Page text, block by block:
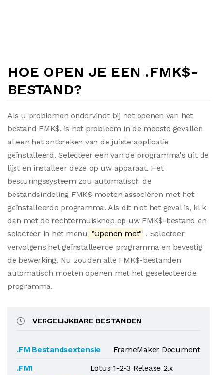
HOE OPEN JE EEN .FMK$-
BESTAND?
Als u problemen ondervindt bij het openen van het
bestand FMK$, is het probleem in de meeste gevallen
alleen het ontbreken van de juiste applicatie
geïnstalleerd. Selecteer een van de programma's uit de
lijst en installeer deze op uw apparaat. Het
besturingssysteem zou automatisch de
bestandsindeling FMK$ moeten associëren met het
geïnstalleerde programma. Als dit niet het geval is, klik
dan met de rechtermuisknop op uw FMK$-bestand en
selecteer in het menu "Openen met" . Selecteer
vervolgens het geïnstalleerde programma en bevestig
de bewerking. Nu zouden alle FMK$-bestanden
automatisch moeten openen met het geselecteerde
programma.
VERGELIJKBARE BESTANDEN
.FM Bestandsextensie
FrameMaker Document
.FM1
Lotus 1-2-3 Release 2.x